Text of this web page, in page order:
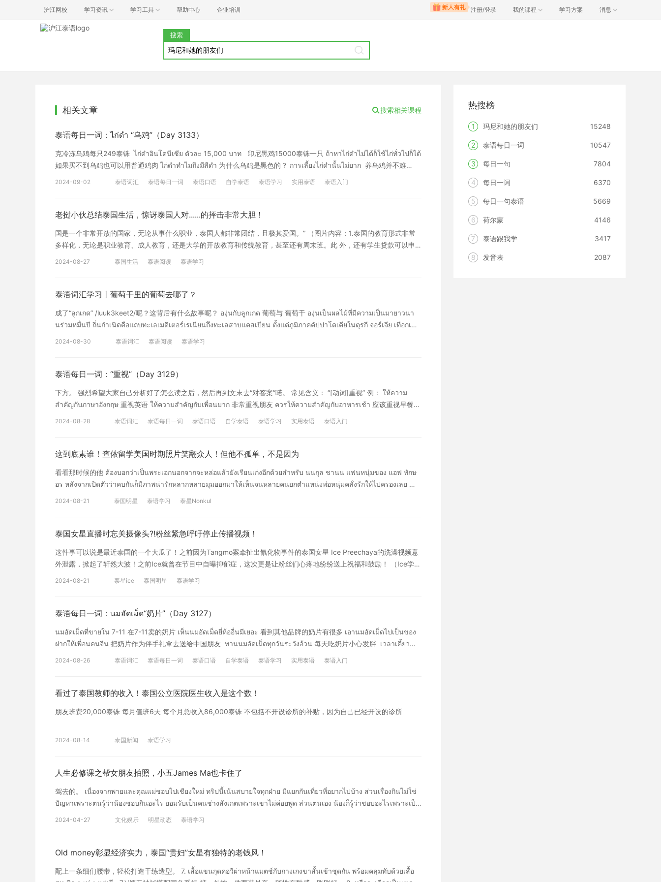
沪江网校 学习资讯 学习工具 帮助中心 企业培训 注册/登录 我的课程 学习方案 消息
搜索
相关文章 搜索相关课程
泰语每日一词：ไก่ดำ “乌鸡”（Day 3133）
克冷冻乌鸡每只249泰铢 ไก่ดำอินโดนีเซีย ตัวละ 15,000 บาท 印尼黑鸡15000泰铢一只 ถ้าหาไก่ดำไม่ได้ก็ใช้ไก่ทั่วไปก็ได้
如果买不到乌鸡也可以用普通鸡肉 ไก่ดำทำไมถึงมีสีดำ 为什么乌鸡是黑色的？ การเลี้ยงไก่ดำนั้นไม่ยาก 养乌鸡并不难
2024-09-02 泰语词汇 泰语每日一词 泰语口语 自学泰语 泰语学习 实用泰语 泰语入门
老挝小伙总结泰国生活，惊讶泰国人对......的抨击非常大胆！
国是一个非常开放的国家，无论从事什么职业，泰国人都非常团结，且极其爱国。” （图片内容：1.泰国的教育形式非常
多样化，无论是职业教育、成人教育，还是大学的开放教育和传统教育，甚至还有周末班。此 外，还有学生贷款可以申
เข้ามาเป็นกำลังใจให้เขากันอย่างมากมาย 这段视频发布后迅速走红，观看次数超过65.69万次，点赞数超过4.38万次，评
知道吗？泰国人敢于无所畏惧的抨击政府，如果是老挝或者越南，这么多估计待不长久。） （图片内容：交通便利，吃
的很多，能玩的地方很多，有各种各样的人。） 大家对自己在泰国的生活和学习有什么特别的感受呢？ 声明：本文由
沪江泰语编译整理，素材来自sanook，未经允许不得转载。如有不妥，敬请指正。
2024-08-27 泰国生活 泰语阅读 泰语学习
泰语词汇学习丨葡萄干里的葡萄去哪了？
成了“ลูกเกด” /luuk3keet2/呢？这背后有什么故事呢？ องุ่นกับลูกเกด 葡萄与 葡萄干 องุ่นเป็นผลไม้ที่มีความเป็นมายาวนา
นร่วมหมื่นปี ถิ่นกำเนิดคือแถบทะเลเมดิเตอร์เรเนียนถึงทะเลสาบแคสเปียน ตั้งแต่ภูมิภาคคัปปาโดเคียในตุรกี จอร์เจีย เทือกเขา
2024-08-30 泰语词汇 泰语阅读 泰语学习
泰语每日一词：“重视”（Day 3129）
下方。 强烈希望大家自己分析好了怎么读之后，然后再到文末去“对答案”喏。 常见含义： “[动词]重视” 例： ให้ความ
สำคัญกับภาษาอังกฤษ 重视英语 ให้ความสำคัญกับเพื่อนมาก 非常重视朋友 ควรให้ความสำคัญกับอาหารเช้า 应该重视早餐
ก่อน 我们应该先专注于自己的目标 วัยนี้ควรให้ความสำคัญกับเรื่องเรียนก่อน 这个年纪应
2024-08-28 泰语词汇 泰语每日一词 泰语口语 自学泰语 泰语学习 实用泰语 泰语入门
这到底素谁！查侬留学美国时期照片笑翻众人！但他不孤单，不是因为
看看那时候的他 ต้องบอกว่าเป็นพระเอกนอกจากจะหล่อแล้วยังเรียนเก่งอีกด้วยสำหรับ นนกุล ชานน แฟนหนุ่มของ แอฟ ทักษ
อร หลังจากเปิดตัวว่าคบกันก็มีภาพน่ารักหลากหลายมุมออกมาให้เห็นจนหลายคนยกตำแหน่งพ่อหนุ่มคลั่งรักให้ไปครองเลย 可
ชีวิตเป็นเด็กนักเรียนอเมริกัน จนทำให้เขามีความฝันอยากเป็นนักอเมริกันฟุตบอลอีกด้วย Nonkul的故事我们曾经在节目和
一名美式橄榄球运动员。 มีภาพเมื่อครั้ง นนกุล ใช้ชีวิตอยู่ที่อเมริกาจากแฟนคลับออกมาให้เห็นเยอะมาก ต้องบอกว่าสมัยก่อน
ของหนุ่มคนนี้มีความซ่าเบาๆ เหมือนกัน 粉丝们看到了许多Nonkul在美国生活的照片，不得不说那时候这位少年真的也
很“飒”哦！ จนในระดับปริญญาตรี นนกุล สำเร็จการศึกษาจากคณะศิลปศาสตรบัณฑิต สาขาวิชาการผลิตภาพยนตร์
甜心的帅气又有实力，嫉妒他的人当然也是一大片咯！ 不过除了获得女神心，屁鹅也不用在意曾经的“黑照”，毕竟，这
样过来的大明星可
2024-08-21 泰国明星 泰语学习 泰星Nonkul
泰国女星直播时忘关摄像头?!粉丝紧急呼吁停止传播视频！
这件事可以说是最近泰国的一个大瓜了！之前因为Tangmo案牵扯出氰化物事件的泰国女星 Ice Preechaya的洗澡视频意
外泄露，掀起了轩然大波！之前Ice就曾在节目中自曝抑郁症，这次更是让粉丝们心疼地纷纷送上祝福和鼓励！ （Ice学生
กำลังแช่น้ำในอ่างอาบน้ำ โดนมีเพียงผ้าขนหนูผืนเดียวที่ปิดบังเอาไว้ อีกทั้งยังมีการพูดคุยกับคนดู ขอหัวใจและของขวัญ ทำให้
浴缸里的照片，只披了一条浴巾，而且还在和观众对话，要点赞和礼物，这让很多人表示担忧，因为曝出了相关新闻。
ล่าสุด ไอซ์ ปรีชญา ได้เปิดใจถึงเรื่องราวดังข่าว รู้สึกอับอาย วอนหยุดแชร์คลิป และขอโทษทุกคน "ไอซ์ฝากขออภัยทุกคนมา ณ
ที่นี้ และขอความเมตตากรุณาจากทุกท่านช่วยหยุดแชร์หรือเผยแพร่สิ่งนี้ ตอนนี้รู้สึกเสียใจและอับอายมาก และยอมรับความผิด
歉，“Ice希望在这里得到大家的原谅，希望大家有一些同情心，停止分享和传播这件事，我感觉非常难过和难为情，我承
由沪江泰语编译整理，素材来自Sanook等网站，未经允许不得转载。如有不妥，敬请指正。
2024-08-21 泰星ice 泰国明星 泰语学习
泰语每日一词：นมอัดเม็ด“奶片”（Day 3127）
นมอัดเม็ดที่ขายใน 7-11 在7-11卖的奶片 เห็นนมอัดเม็ดยี่ห้ออื่นมีเยอะ 看到其他品牌的奶片有很多 เอานมอัดเม็ดไปเป็นของ
ฝากให้เพื่อนคนจีน 把奶片作为伴手礼拿去送给中国朋友 ทานนมอัดเม็ดทุกวันระวังอ้วน 每天吃奶片小心发胖 เวลาเคี้ยว
2024-08-26 泰语词汇 泰语每日一词 泰语口语 自学泰语 泰语学习 实用泰语 泰语入门
看过了泰国教师的收入！泰国公立医院医生收入是这个数！
朋友班费20,000泰铢 每月值班6天 每个月总收入86,000泰铢 不包括不开设诊所的补贴，因为自己已经开设的诊所
2024-08-14 泰国新闻 泰语学习
人生必修课之帮女朋友拍照，小五James Ma也卡住了
驾去的。 เนื่องจากพายและคุณแม่ชอบไปเชียงใหม่ ทริปนี้เน้นสบายใจทุกฝ่าย มีแยกกันเที่ยวที่อยากไปบ้าง ส่วนเรื่องกินไม่ใช่
ปัญหาเพราะตนรู้ว่าน้องชอบกินอะไร ยอมรับเป็นคนช่างสังเกตเพราะเขาไม่ค่อยพูด ส่วนตนเอง น้องก็รู้ว่าชอบอะไรเพราะเป็น
เพราะตนออกตัวกับแฟนสาวตลอดว่ามีกล้องถ่ายรูปนะแต่ถ่ายไม่ค่อยสวย ส่วนคุณแม่พายก็ไม่ได้มีฝากฝัง เพราะตนก็รู้หน้าที่ตัว
因为总是和女朋友出去，相机倒是有，但拍照不太好看。Pie的妈妈也没什么要叮嘱的，因为我知道怎么照顾Pie。 目测只
2024-04-27 文化娱乐 明星动态 泰语学习
Old money彰显经济实力，泰国“贵妇”女星有独特的老钱风！
配上一条细们腰带，轻松打造干练造型。 7. เสื้อแขนกุดคอวีผ่าหน้าแมตช์กับกางเกงขาสั้นเข้าชุดกัน พร้อมคลุมทับด้วยเสื้อ
热搜榜
1 玛尼和她的朋友们 15248
2 泰语每日一词 10547
3 每日一句 7804
4 每日一词 6370
5 每日一句泰语 5669
6 荷尔蒙 4146
7 泰语跟我学 3417
8 发音表 2087